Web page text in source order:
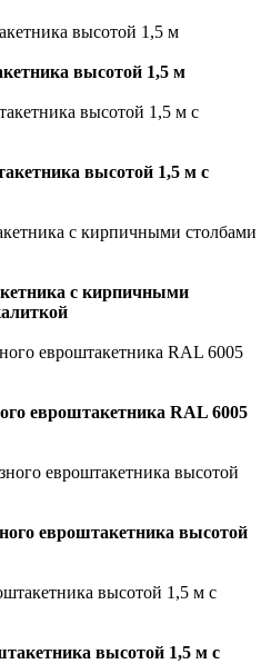
высотой 1,5 м
высотой 1,5 м с
с кирпичными
евроштакетника RAL 6005
евроштакетника высотой
высотой 1,5 м с